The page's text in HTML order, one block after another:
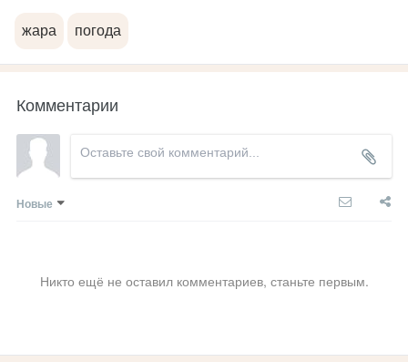
жара погода
Комментарии
Новые
Никто ещё не оставил комментариев, станьте первым.